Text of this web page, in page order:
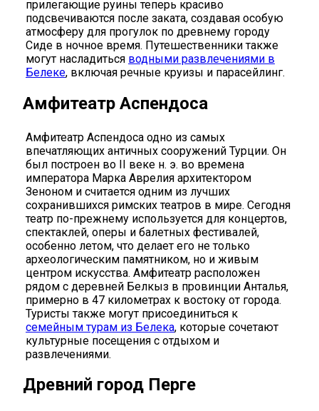
прилегающие руины теперь красиво
подсвечиваются после заката, создавая особую
атмосферу для прогулок по древнему городу
Сиде в ночное время. Путешественники также
могут насладиться водными развлечениями в
Белеке, включая речные круизы и парасейлинг.
Амфитеатр Аспендоса
Амфитеатр Аспендоса одно из самых
впечатляющих античных сооружений Турции. Он
был построен во II веке н. э. во времена
императора Марка Аврелия архитектором
Зеноном и считается одним из лучших
сохранившихся римских театров в мире. Сегодня
театр по-прежнему используется для концертов,
спектаклей, оперы и балетных фестивалей,
особенно летом, что делает его не только
археологическим памятником, но и живым
центром искусства. Амфитеатр расположен
рядом с деревней Белкыз в провинции Анталья,
примерно в 47 километрах к востоку от города.
Туристы также могут присоединиться к
семейным турам из Белека, которые сочетают
культурные посещения с отдыхом и
развлечениями.
Древний город Перге